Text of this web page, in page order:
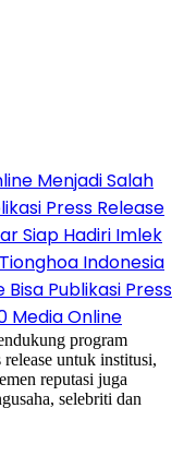
Menjadi Salah
Press Release
Siap Hadiri Imlek
Indonesia
Bisa Publikasi Press
Media Online
program
untuk institusi,
reputasi juga
selebriti dan